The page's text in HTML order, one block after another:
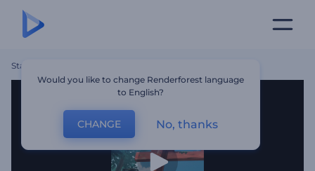
Startseite
Would you like to change Renderforest language
to English?
CHANGE No, thanks